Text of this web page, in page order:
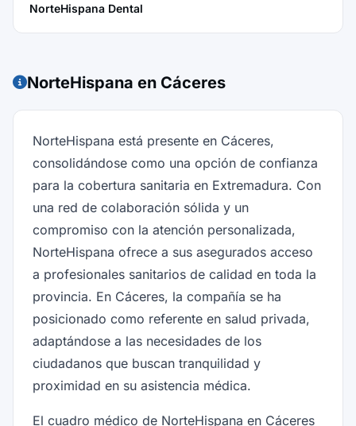
NorteHispana Dental
NorteHispana en Cáceres
NorteHispana está presente en Cáceres,
consolidándose como una opción de confianza
para la cobertura sanitaria en Extremadura. Con
una red de colaboración sólida y un
compromiso con la atención personalizada,
NorteHispana ofrece a sus asegurados acceso
a profesionales sanitarios de calidad en toda la
provincia. En Cáceres, la compañía se ha
posicionado como referente en salud privada,
adaptándose a las necesidades de los
ciudadanos que buscan tranquilidad y
proximidad en su asistencia médica.
El cuadro médico de NorteHispana en Cáceres